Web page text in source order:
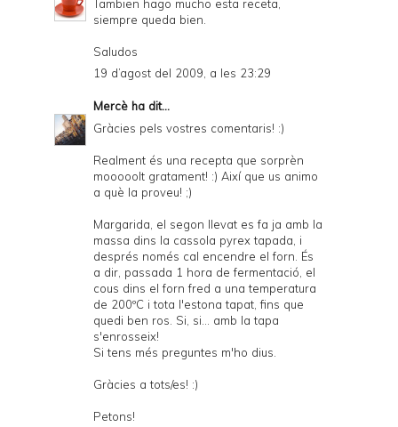
Tambien hago mucho esta receta,
siempre queda bien.
Saludos
19 d’agost del 2009, a les 23:29
Mercè ha dit...
Gràcies pels vostres comentaris! :)
Realment és una recepta que sorprèn
mooooolt gratament! :) Així que us animo
a què la proveu! ;)
Margarida, el segon llevat es fa ja amb la
massa dins la cassola pyrex tapada, i
després només cal encendre el forn. És
a dir, passada 1 hora de fermentació, el
cous dins el forn fred a una temperatura
de 200ºC i tota l'estona tapat, fins que
quedi ben ros. Si, si... amb la tapa
s'enrosseix!
Si tens més preguntes m'ho dius.
Gràcies a tots/es! :)
Petons!